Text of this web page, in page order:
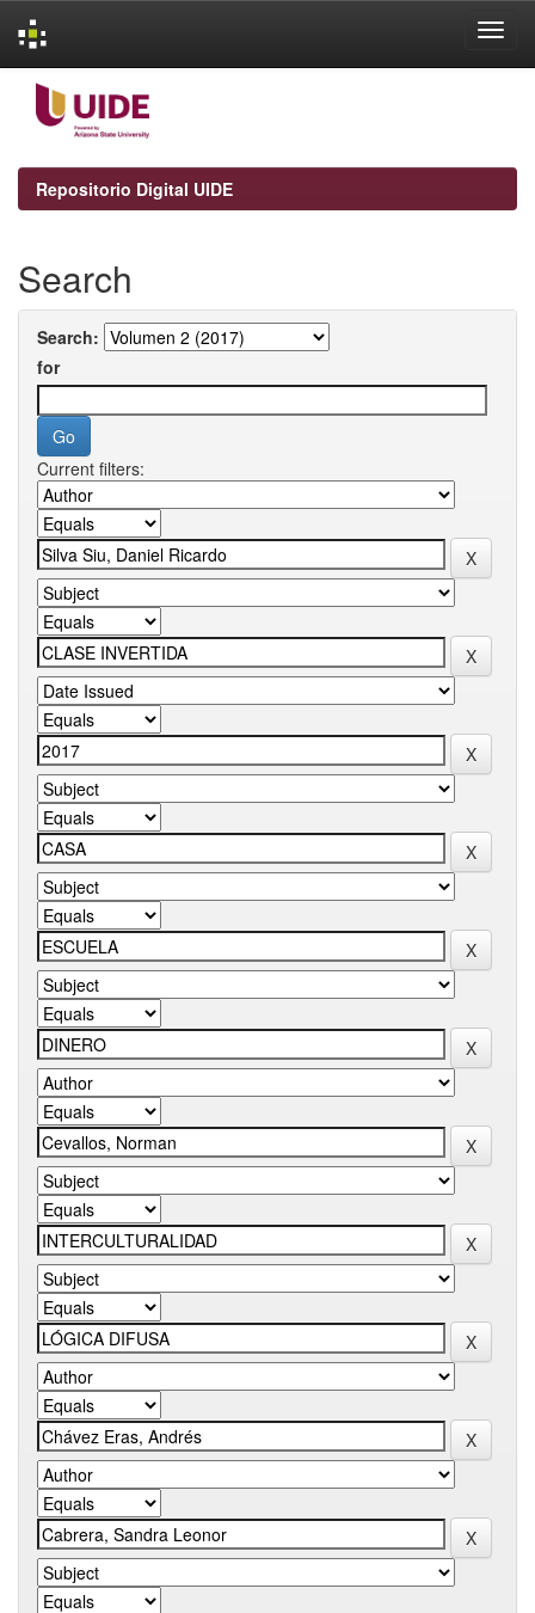
navigation
Repositorio Digital UIDE
Search
Search:
for
Current filters: